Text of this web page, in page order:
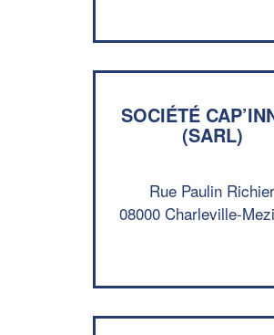
SOCIÉTÉ
(SARL)
Rue Paulin Richier
08000 Charleville-